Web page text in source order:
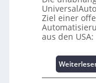
Ziel einer
aus den